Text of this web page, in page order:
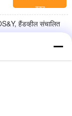
করুন
हैंडव्हील संचालित
সংযোগ সঙ্গে গ্লোব ভালভ